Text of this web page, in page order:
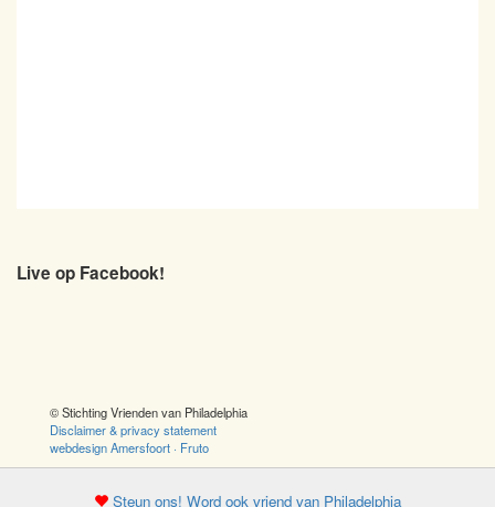
Live op Facebook!
© Stichting Vrienden van Philadelphia
Disclaimer & privacy statement
webdesign Amersfoort · Fruto
Steun ons! Word ook vriend van Philadelphia